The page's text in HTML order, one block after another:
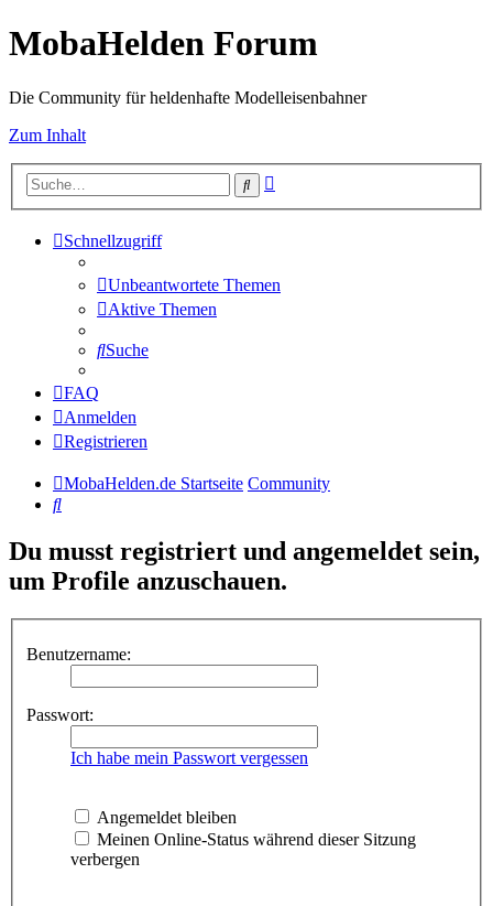
MobaHelden Forum
Die Community für heldenhafte Modelleisenbahner
Zum Inhalt
Suche
Schnellzugriff
Unbeantwortete Themen
Aktive Themen
Suche
FAQ
Anmelden
Registrieren
MobaHelden.de Startseite Community
Suche
Du musst registriert und angemeldet sein,
um Profile anzuschauen.
Benutzername:
Passwort:
Ich habe mein Passwort vergessen
Angemeldet bleiben
Meinen Online-Status während dieser Sitzung
verbergen